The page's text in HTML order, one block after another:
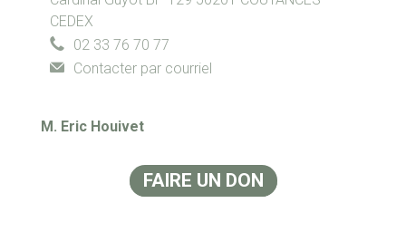
CEDEX
02 33 76 70 77
Contacter par courriel
M. Eric Houivet
FAIRE UN DON